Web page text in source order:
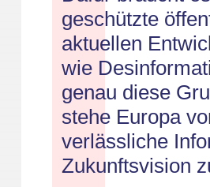
geschützte
aktuellen
wie
genau diese
stehe Europa
verlässliche
Zukunftsvision